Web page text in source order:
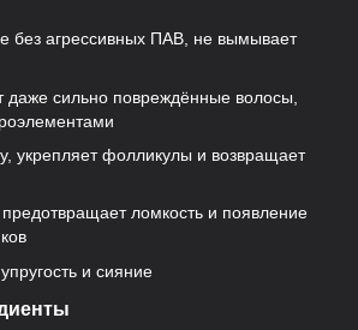
без агрессивных ПАВ, не вымывает
даже сильно повреждённые волосы,
укрепляет фолликулы и возвращает
ломкость и появление
и сияние